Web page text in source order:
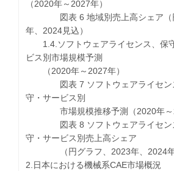
（2020年～2027年）
図表 6 地域別売上高シェア（
年、2024見込）
1.4.ソフトウェアライセンス、保
ビス別市場規模予測
（2020年～2027年）
図表 7 ソフトウェアライセン
守・サービス別
市場規模推移予測（2020年～
図表 8 ソフトウェアライセン
守・サービス別売上高シェア
（円グラフ、2023年、2024年
2.日本における機械系CAE市場概況